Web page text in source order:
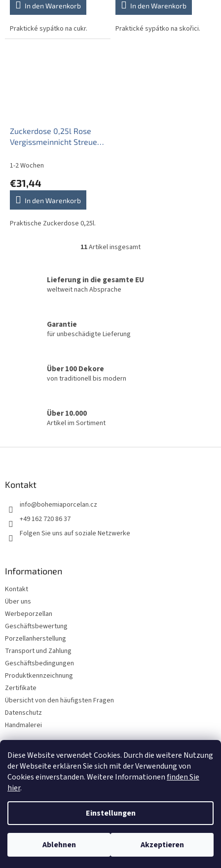
Diese Website verwendet Cookies. Durch die weitere Nutzung
der Webseite erklären Sie sich mit der Verwendung von
Cookies einverstanden. Weitere Informationenfinden Sie
hier.
Einstellungen
Ablehnen Akzeptieren
In den Warenkorb
Praktické sypátko na cukr.
In den Warenkorb
Praktické sypátko na skořici.
Zuckerdose 0,25l Rose
Vergissmeinnicht Streuer
1-2 Wochen
€31,44
In den Warenkorb
Praktische Zuckerdose 0,25l.
S
u
e
m
d
e
11Artikel insgesamt
Lieferung in die gesamte EU
weltweit nach Absprache
Garantie
für unbeschädigte Lieferung
Über 100 Dekore
von traditionell bis modern
Über 10.000
Artikel im Sortiment
Kontakt
info@bohemiaporcelan.cz
+49 162 720 86 37
Folgen Sie uns auf soziale Netzwerke
Informationen
Kontakt
Über uns
Werbeporzellan
Geschäftsbewertung
Porzellanherstellung
Transport und Zahlung
Geschäftsbedingungen
Produktkennzeichnung
Zertifikate
Übersicht von den häufigsten Fragen
Datenschutz
Handmalerei
Facebook
Copyright 2026Bohemia Porzellan 1987 . Alle Rechte vorbehalten.